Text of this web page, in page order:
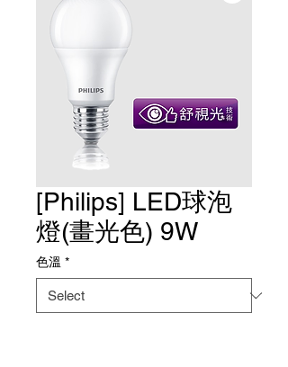
[Philips] LED球泡
燈(畫光色) 9W
色溫 *